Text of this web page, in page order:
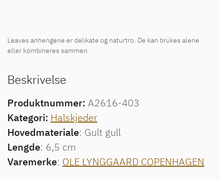
Leaves anhengene er delikate og naturtro. De kan brukes alene
eller kombineres sammen.
Beskrivelse
Produktnummer: A2616-403
Kategori: Halskjeder
Hovedmateriale: Gult gull
Lengde: 6,5 cm
Varemerke: OLE LYNGGAARD COPENHAGEN